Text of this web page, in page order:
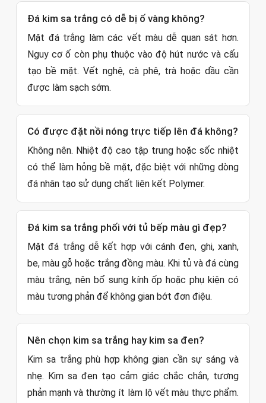
Đá kim sa trắng có dễ bị ố vàng không?
Mặt đá trắng làm các vết màu dễ quan sát hơn.
Nguy cơ ố còn phụ thuộc vào độ hút nước và cấu
tạo bề mặt. Vết nghệ, cà phê, trà hoặc dầu cần
được làm sạch sớm.
Có được đặt nồi nóng trực tiếp lên đá không?
Không nên. Nhiệt độ cao tập trung hoặc sốc nhiệt
có thể làm hỏng bề mặt, đặc biệt với những dòng
đá nhân tạo sử dụng chất liên kết Polymer.
Đá kim sa trắng phối với tủ bếp màu gì đẹp?
Mặt đá trắng dễ kết hợp với cánh đen, ghi, xanh,
be, màu gỗ hoặc trắng đồng màu. Khi tủ và đá cùng
màu trắng, nên bổ sung kính ốp hoặc phụ kiện có
màu tương phản để không gian bớt đơn điệu.
Nên chọn kim sa trắng hay kim sa đen?
Kim sa trắng phù hợp không gian cần sự sáng và
nhẹ. Kim sa đen tạo cảm giác chắc chắn, tương
phản mạnh và thường ít làm lộ vết màu thực phẩm.